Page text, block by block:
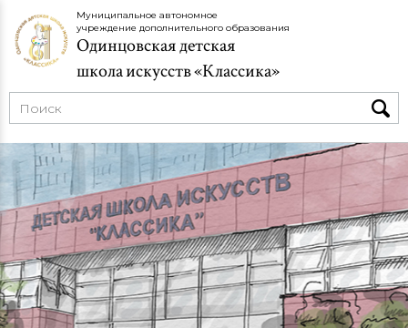
Муниципальное автономное
учреждение дополнительного образования
Одинцовская детская
школа искусств «Классика»